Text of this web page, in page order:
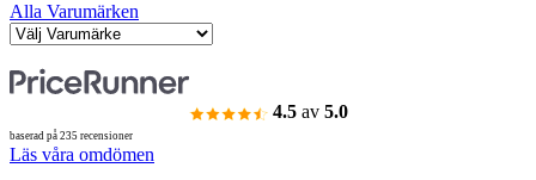
Alla Varumärken
4.5 av 5.0
baserad på 235 recensioner
Läs våra omdömen